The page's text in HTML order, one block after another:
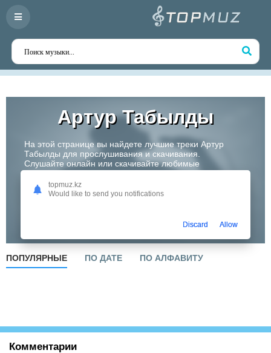
Артур Табылды
На этой странице вы найдете лучшие треки Артур
Табылды для прослушивания и скачивания.
Слушайте онлайн или скачивайте любимые
композиции в высоком качестве. Откройте для себя
творчество одного из самых перспективных артистов
Казахстана!
ПОПУЛЯРНЫЕ ПО ДАТЕ ПО АЛФАВИТУ
Комментарии
topmuz.kz
Would like to send you notifications
Discard Allow